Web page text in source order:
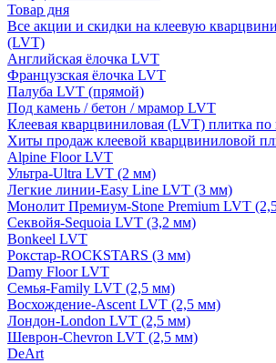
Товар дня
Все акции и скидки на клеевую
(LVT)
Английская ёлочка LVT
Французская ёлочка LVT
Палуба LVT (прямой)
Под камень / бетон / мрамор LVT
Клеевая кварцвиниловая (LVT) плитка по
Хиты продаж клеевой кварцвиниловой
Alpine Floor LVT
Ультра-Ultra LVT (2 мм)
Легкие линии-Easy Line LVT (3 мм)
Монолит Премиум-Stone Premium LVT
Секвойя-Sequoia LVT (3,2 мм)
Bonkeel LVT
Рокстар-ROCKSTARS (3 мм)
Damy Floor LVT
Семья-Family LVT (2,5 мм)
Восхождение-Ascent LVT (2,5 мм)
Лондон-London LVT (2,5 мм)
Шеврон-Chevron LVT (2,5 мм)
DeArt